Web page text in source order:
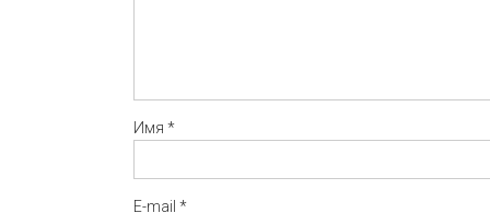
Имя *
E-mail *